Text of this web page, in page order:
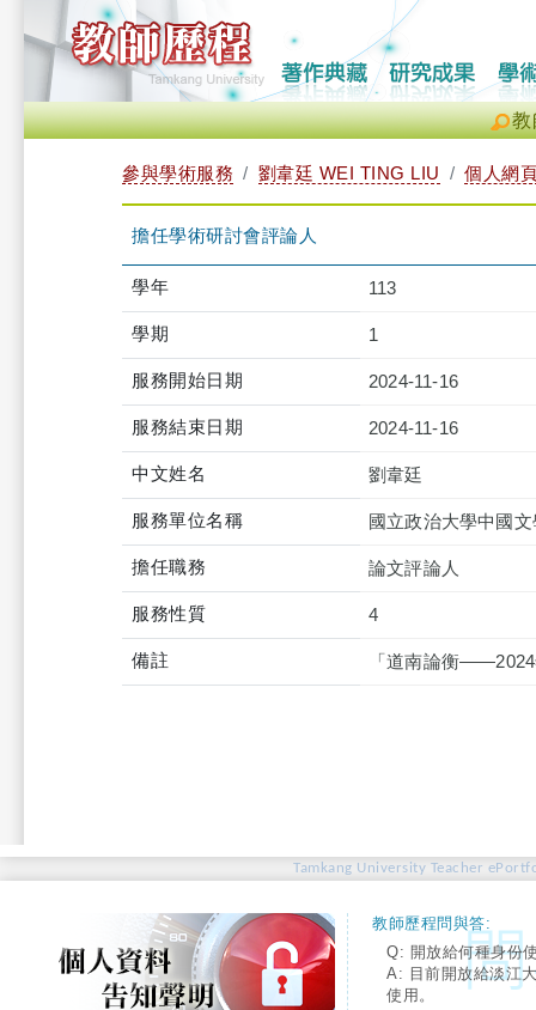
教
參與學術服務 劉韋廷 WEI TING LIU 個人網
擔任學術研討會評論人
學年 113
學期 1
服務開始日期 2024-11-16
服務結束日期 2024-11-16
中文姓名 劉韋廷
服務單位名稱 國立政治大學中國
擔任職務 論文評論人
服務性質 4
備註 「道南論衡
Tamkang University Teacher
教師歷程問與答:
Q: 開放給何種身份
A: 目前開放給淡江
使用。